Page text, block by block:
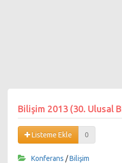
Bilişim 2013 (30. Ulusal
Listeme Ekle 0
Konferans /Bilişim